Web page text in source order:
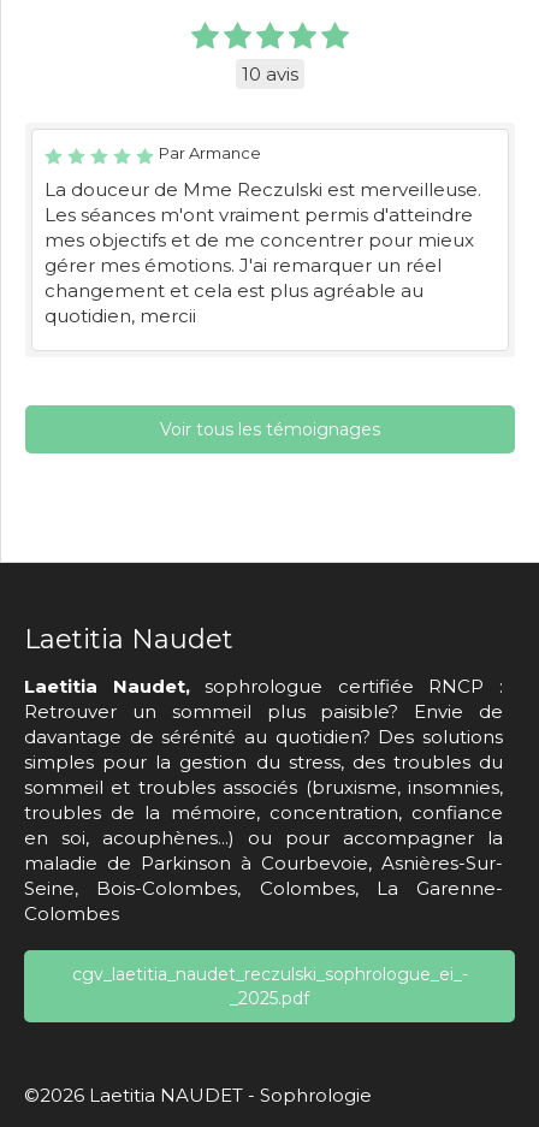
10 avis
Par Armance
La douceur de Mme Reczulski est merveilleuse.
Les séances m'ont vraiment permis d'atteindre
mes objectifs et de me concentrer pour mieux
gérer mes émotions. J'ai remarquer un réel
changement et cela est plus agréable au
quotidien, mercii
Voir tous les témoignages
Laetitia Naudet
Laetitia Naudet,sophrologue certifiée RNCP :
Retrouver un sommeil plus paisible? Envie de
davantage de sérénité au quotidien? Des solutions
simples pour la gestion du stress, des troubles du
sommeil et troubles associés (bruxisme, insomnies,
troubles de la mémoire, concentration, confiance
en soi, acouphènes...) ou pour accompagner la
maladie de Parkinson à Courbevoie, Asnières-Sur-
Seine, Bois-Colombes, Colombes, La Garenne-
Colombes
cgv_laetitia_naudet_reczulski_sophrologue_ei_-
_2025.pdf
©2026 Laetitia NAUDET - Sophrologie